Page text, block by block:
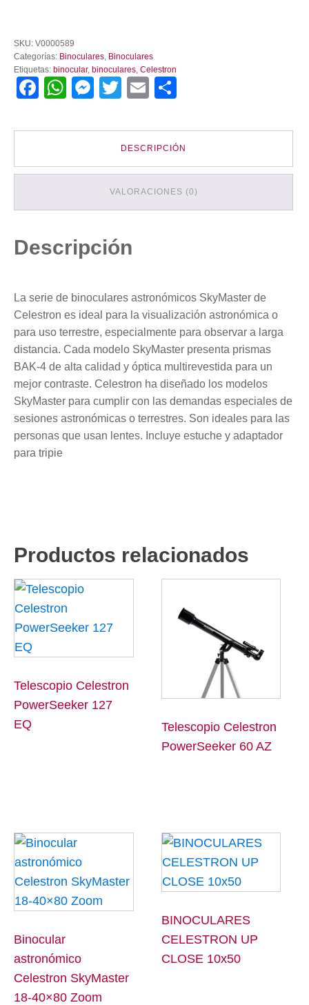
Celestron
SkyMaster
15×70
cantidad
SKU: V0000589
Categorías: Binoculares, Binoculares
Etiquetas: binocular, binoculares, Celestron
Facebook
WhatsApp
Messenger
TwitterEmail
DESCRIPCIÓN
VALORACIONES (0)
Descripción
La serie de binoculares astronómicos SkyMaster de
Celestron es ideal para la visualización astronómica o
para uso terrestre, especialmente para observar a larga
distancia. Cada modelo SkyMaster presenta prismas
BAK-4 de alta calidad y óptica multirevestida para un
mejor contraste. Celestron ha diseñado los modelos
SkyMaster para cumplir con las demandas especiales de
sesiones astronómicas o terrestres. Son ideales para las
personas que usan lentes. Incluye estuche y adaptador
para tripie
Productos relacionados
Telescopio Celestron
PowerSeeker 127
EQ
Telescopio Celestron
PowerSeeker 60 AZ
Binocular
astronómico
Celestron SkyMaster
18-40×80 Zoom
BINOCULARES
CELESTRON UP
CLOSE 10x50